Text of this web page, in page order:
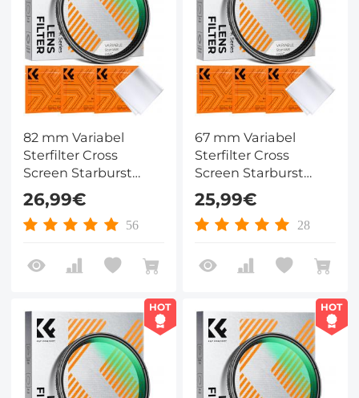
82 mm Variabel
Sterfilter Cross
Screen Starburst
Filter met 18 Laags
Coating Ultraslank
Optisch Glas
Serie
26,99€
56
67 mm Variabel
Sterfilter Cross
Screen Starburst
Filter met 18 Laags
Coating Ultraslank
Optisch Glas
Serie
25,99€
28
HOT HOT